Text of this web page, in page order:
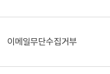
이메일무단수집거부